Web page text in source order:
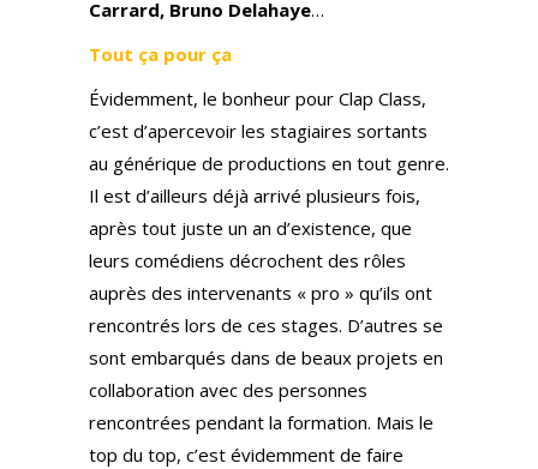
Carrard, Bruno Delahaye…
Tout ça pour ça
Évidemment, le bonheur pour Clap Class,
c’est d’apercevoir les stagiaires sortants
au générique de productions en tout genre.
Il est d’ailleurs déjà arrivé plusieurs fois,
après tout juste un an d’existence, que
leurs comédiens décrochent des rôles
auprès des intervenants « pro » qu’ils ont
rencontrés lors de ces stages. D’autres se
sont embarqués dans de beaux projets en
collaboration avec des personnes
rencontrées pendant la formation. Mais le
top du top, c’est évidemment de faire